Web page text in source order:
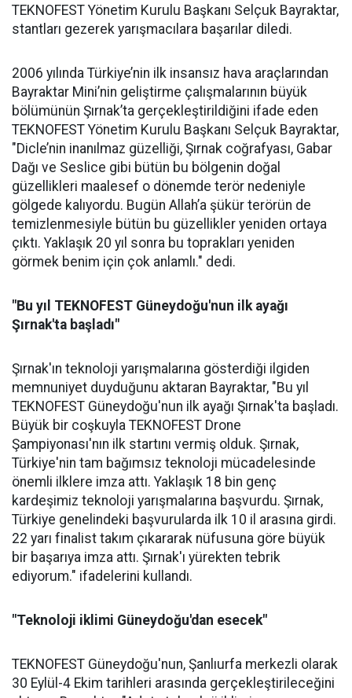
TEKNOFEST Yönetim Kurulu Başkanı Selçuk Bayraktar,
stantları gezerek yarışmacılara başarılar diledi.
2006 yılında Türkiye’nin ilk insansız hava araçlarından
Bayraktar Mini’nin geliştirme çalışmalarının büyük
bölümünün Şırnak’ta gerçekleştirildiğini ifade eden
TEKNOFEST Yönetim Kurulu Başkanı Selçuk Bayraktar,
"Dicle’nin inanılmaz güzelliği, Şırnak coğrafyası, Gabar
Dağı ve Seslice gibi bütün bu bölgenin doğal
güzellikleri maalesef o dönemde terör nedeniyle
gölgede kalıyordu. Bugün Allah’a şükür terörün de
temizlenmesiyle bütün bu güzellikler yeniden ortaya
çıktı. Yaklaşık 20 yıl sonra bu toprakları yeniden
görmek benim için çok anlamlı." dedi.
"Bu yıl TEKNOFEST Güneydoğu'nun ilk ayağı
Şırnak'ta başladı"
Şırnak'ın teknoloji yarışmalarına gösterdiği ilgiden
memnuniyet duyduğunu aktaran Bayraktar, "Bu yıl
TEKNOFEST Güneydoğu'nun ilk ayağı Şırnak'ta başladı.
Büyük bir coşkuyla TEKNOFEST Drone
Şampiyonası'nın ilk startını vermiş olduk. Şırnak,
Türkiye'nin tam bağımsız teknoloji mücadelesinde
önemli ilklere imza attı. Yaklaşık 18 bin genç
kardeşimiz teknoloji yarışmalarına başvurdu. Şırnak,
Türkiye genelindeki başvurularda ilk 10 il arasına girdi.
22 yarı finalist takım çıkararak nüfusuna göre büyük
bir başarıya imza attı. Şırnak'ı yürekten tebrik
ediyorum." ifadelerini kullandı.
"Teknoloji iklimi Güneydoğu'dan esecek"
TEKNOFEST Güneydoğu'nun, Şanlıurfa merkezli olarak
30 Eylül-4 Ekim tarihleri arasında gerçekleştirileceğini